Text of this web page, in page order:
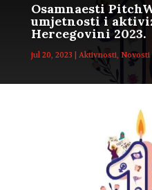
Osamnaesti
umjetnosti i
Hercegovini 2023.
jul 20, 2023 Aktivnosti, Novosti